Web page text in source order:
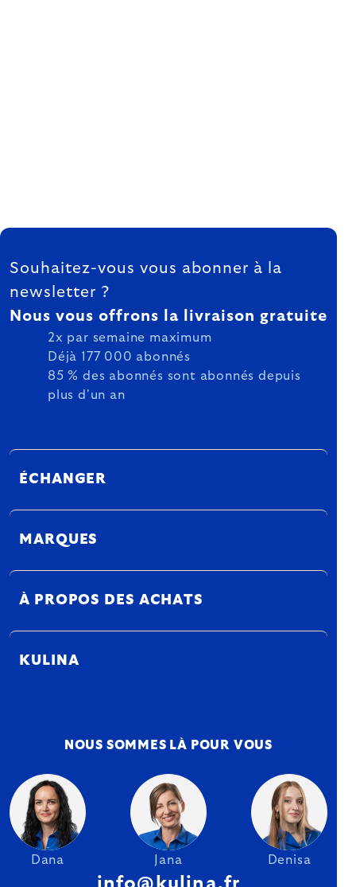
FOOTER
Souhaitez-vous vous abonner à la
newsletter ?
Nous vous offrons la livraison gratuite
2x par semaine maximum
Déjà 177 000 abonnés
85 % des abonnés sont abonnés depuis
plus d'un an
ÉCHANGER
MARQUES
À PROPOS DES ACHATS
KULINA
NOUS SOMMES LÀ POUR VOUS
Dana Jana Denisa